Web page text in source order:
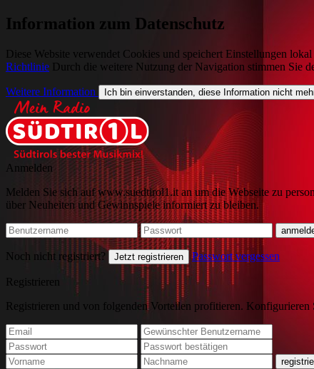
Information zum Datenschutz
Diese Website verwendet Cookies und speichert Einstellungen
Richtlinie Durch die weitere Nutzung der Navigation stimmen Sie
Weitere Information Ich bin einverstanden, diese Information nicht
Anmelden
Melden Sie sich auf www.suedtirol1.it an um die Webseite zu
über Neuheiten und Gewinnspiele informiert zu bleiben.
Noch nicht registriert? Jetzt registrieren Passwort vergessen
Registrieren
Registrieren und von folgenden Vorteilen profitieren.